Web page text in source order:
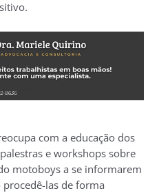
com a educação dos
e workshops sobre
motoboys a se informarem
las de forma